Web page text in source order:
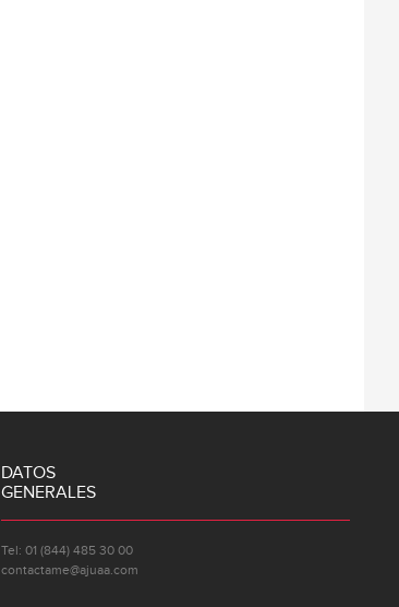
DATOS
GENERALES
Tel: 01 (844) 485 30 00
contactame@ajuaa.com